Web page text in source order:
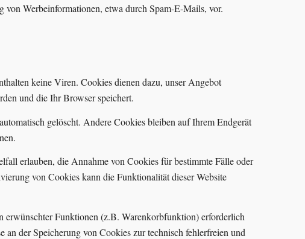
Werbeinformationen, etwa durch Spam-E-Mails, vor.
keine Viren. Cookies dienen dazu, unser Angebot
und die Ihr Browser speichert.
gelöscht. Andere Cookies bleiben auf Ihrem Endgerät
erlauben, die Annahme von Cookies für bestimmte Fälle oder
von Cookies kann die Funktionalität dieser Website
erwünschter Funktionen (z.B. Warenkorbfunktion) erforderlich
der Speicherung von Cookies zur technisch fehlerfreien und